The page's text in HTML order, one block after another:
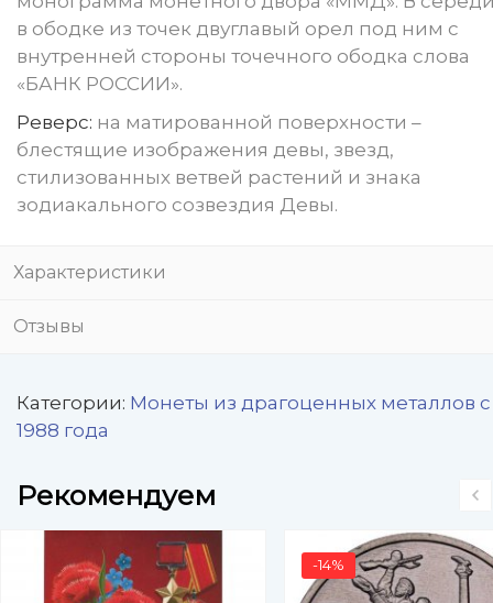
в ободке из точек двуглавый орел под ним с
внутренней стороны точечного ободка слова
«БАНК РОССИИ».
Реверс: на матированной поверхности –
блестящие изображения девы, звезд,
стилизованных ветвей растений и знака
зодиакального созвездия Девы.
Характеристики
Отзывы
Категории: Монеты из драгоценных металлов с
1988 года
Рекомендуем
-14%